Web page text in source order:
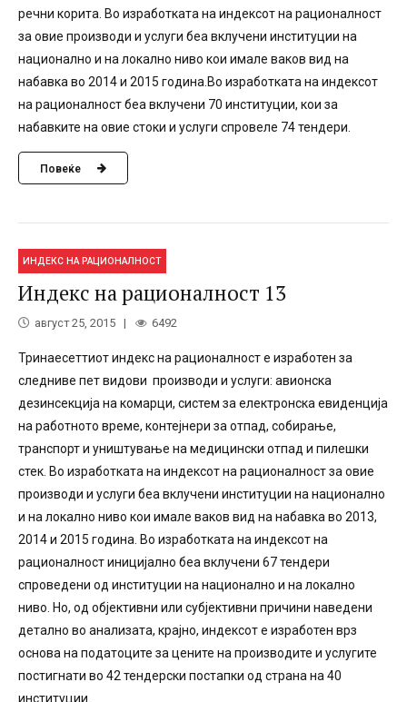
речни корита. Во изработката на индексот на рационалност
за овие производи и услуги беа вклучени институции на
национално и на локално ниво кои имале ваков вид на
набавка во 2014 и 2015 година.Во изработката на индексот
на рационалност беа вклучени 70 институции, кои за
набавките на овие стоки и услуги спровеле 74 тендери.
Повеќе
ИНДЕКС НА РАЦИОНАЛНОСТ
Индекс на рационалност 13
август 25, 2015 6492
Тринаесеттиот индекс на рационалност е изработен за
следниве пет видови производи и услуги: авионска
дезинсекција на комарци, систем за електронска евиденција
на работното време, контејнери за отпад, собирање,
транспoрт и уништување на медицински отпад и пилешки
стек. Во изработката на индексот на рационалност за овие
производи и услуги беа вклучени институции на национално
и на локално ниво кои имале ваков вид на набавка во 2013,
2014 и 2015 година. Во изработката на индексот на
рационалност иницијално беа вклучени 67 тендери
спроведени од институции на национално и на локално
ниво. Но, од објективни или субјективни причини наведени
детално во анализата, крајно, индексот е изработен врз
основа на податоците за цените на производите и услугите
постигнати во 42 тендерски постапки од страна на 40
институции.